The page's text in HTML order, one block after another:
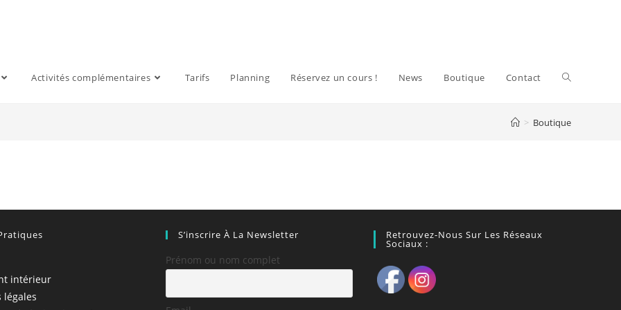
Activités complémentaires Tarifs Planning Réservez un cours ! News Boutique Contact Toggle
website
> Boutique
intérieur
légales
S’inscrire À La Newsletter
Prénom ou nom complet
Retrouvez-Nous Sur Les Réseaux
Sociaux :